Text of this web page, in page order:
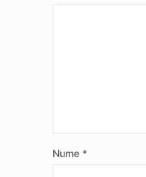
Nume *